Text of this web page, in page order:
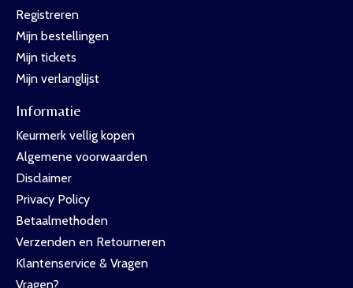
Registreren
Mijn bestellingen
Mijn tickets
Mijn verlanglijst
Informatie
Keurmerk vellig kopen
Algemene voorwaarden
Disclaimer
Privacy Policy
Betaalmethoden
Verzenden en Retourneren
Klantenservice & Vragen
Vragen?